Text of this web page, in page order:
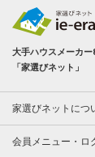
大手ハウスメーカ
「家選びネット」
家選びネットにつ
会員メニュー・ロ